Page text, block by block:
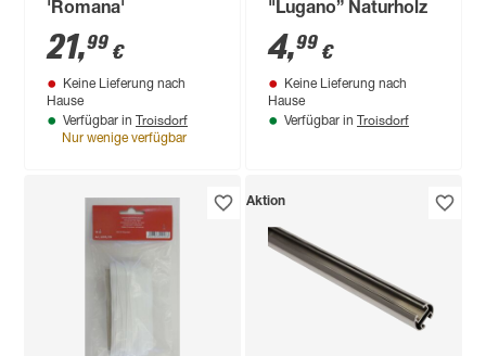
'Romana'
21,99 €
Keine Lieferung nach
Hause
Verfügbar in Troisdorf
Nur wenige verfügbar
"Lugano” Naturholz
4,99 €
Keine Lieferung nach
Hause
Verfügbar in Troisdorf
Aktion